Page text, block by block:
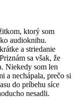
ktorý som
audioknihu.
a striedanie
sa však, že
Niekedy som len
a nechápala, prečo si
do príbehu síce
nesadli.